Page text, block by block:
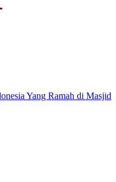
Yang Ramah di Masjid